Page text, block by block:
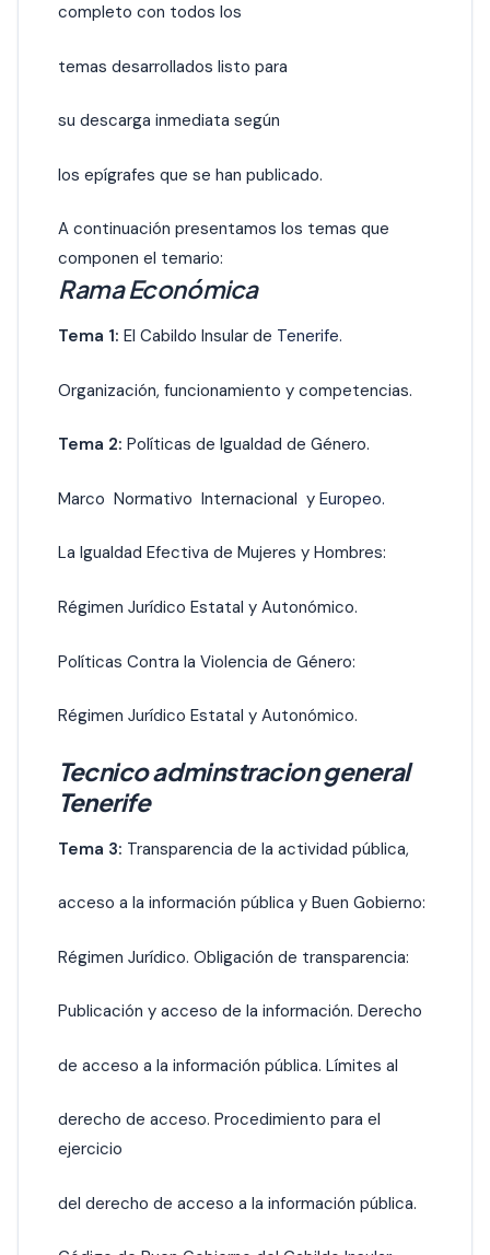
completo con todos los
temas desarrollados listo para
su descarga inmediata según
los epígrafes que se han publicado.
A continuación presentamos los temas que
componen el temario:
Rama Económica
Tema 1: El Cabildo Insular de Tenerife.
Organización, funcionamiento y competencias.
Tema 2: Políticas de Igualdad de Género.
Marco Normativo Internacional y Europeo.
La Igualdad Efectiva de Mujeres y Hombres:
Régimen Jurídico Estatal y Autonómico.
Políticas Contra la Violencia de Género:
Régimen Jurídico Estatal y Autonómico.
Tecnico adminstracion general
Tenerife
Tema 3: Transparencia de la actividad pública,
acceso a la información pública y Buen Gobierno:
Régimen Jurídico. Obligación de transparencia:
Publicación y acceso de la información. Derecho
de acceso a la información pública. Límites al
derecho de acceso. Procedimiento para el
ejercicio
del derecho de acceso a la información pública.